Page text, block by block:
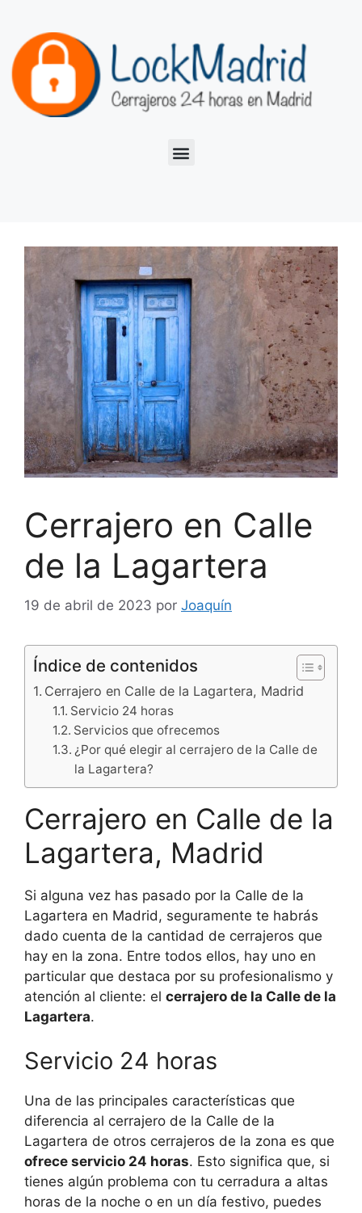
Cerrajero en Calle
de la Lagartera
19 de abril de 2023 por Joaquín
Índice de contenidos
Cerrajero en Calle de la Lagartera, Madrid
Servicio 24 horas
Servicios que ofrecemos
¿Por qué elegir al cerrajero de la Calle de
la Lagartera?
Cerrajero en Calle de la
Lagartera, Madrid
Si alguna vez has pasado por la Calle de la
Lagartera en Madrid, seguramente te habrás
dado cuenta de la cantidad de cerrajeros que
hay en la zona. Entre todos ellos, hay uno en
particular que destaca por su profesionalismo y
atención al cliente: el cerrajero de la Calle de la
Lagartera.
Servicio 24 horas
Una de las principales características que
diferencia al cerrajero de la Calle de la
Lagartera de otros cerrajeros de la zona es que
ofrece servicio 24 horas. Esto significa que, si
tienes algún problema con tu cerradura a altas
horas de la noche o en un día festivo, puedes